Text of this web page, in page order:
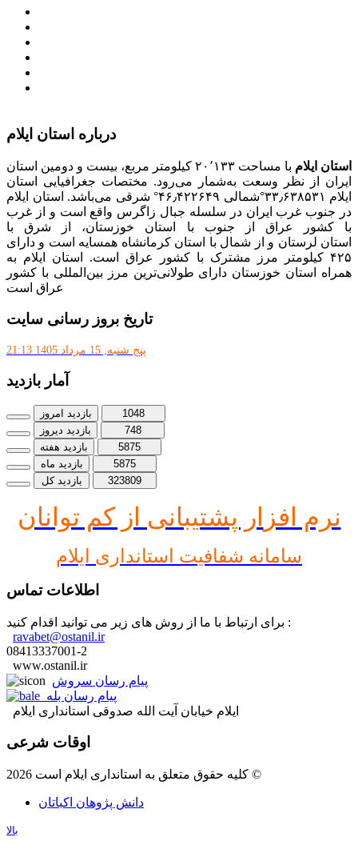
درباره استان ایلام
استان ایلام
با مساحت ۲۰٬۱۳۳ کیلومتر مربع، بیست و دومین استان
ایران از نظر وسعت به‌شمار می‌رود. مختصات جغرافیایی استان
ایلام ۳۳٫۶۳۸۵۳۱°شمالی ۴۶٫۴۲۲۶۴۹° شرقی می‌باشد. استان ایلام
در جنوب غرب ایران در سلسله جبال زاگرس واقع است و از غرب
با کشور عراق از جنوب با استان خوزستان، از شرق با
استان لرستان و از شمال با استان کرمانشاه همسایه است و دارای
۴۲۵ کیلومتر مرز مشترک با کشور عراق است. استان ایلام به
همراه استان خوزستان دارای طولانی‌ترین مرز بین‌المللی با کشور
عراق است
تاریخ بروز رسانی سایت
پنج شنبه, 15 مرداد 1405 21:13
آمار بازدید
بازدید امروز
1048
بازدید دیروز
748
بازدید هفته
5875
بازدید ماه
5875
بازدید کل
323809
نرم افز ار پشتیبانی از کم توانان
سامانه شفافیت استانداری ایلام
اطلاعات تماس
برای ارتباط با ما از روش های زیر می توانید اقدام کنید :
ravabet@ostanil.ir
08413337001-2
www.ostanil.ir
پیام رسان سروش
پیام رسان بله
ایلام خیابان آیت الله صدوقی استانداری ایلام
اوقات شرعی
کلیه حقوق متعلق به استانداری ایلام است 2026 ©
دانش پژوهان اکباتان
بالا